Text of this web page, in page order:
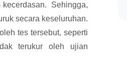
kecerdasan. Sehingga,
secara keseluruhan.
tes tersebut, seperti
terukur oleh ujian